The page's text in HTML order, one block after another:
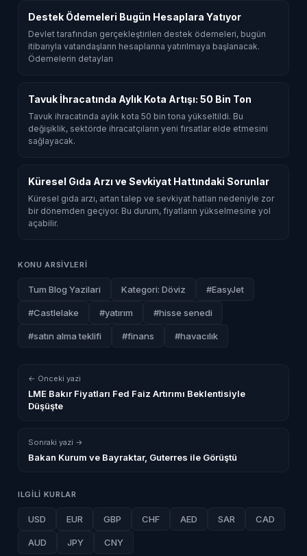
Destek Ödemeleri Bugün Hesaplara Yatıyor
Devlet tarafından gerçekleştirilen destek ödemeleri, bugün
itibarıyla vatandaşların hesaplarına yatırılmaya başlanacak.
Ödemelerin detayları
Tavuk İhracatında Aylık Kota Artışı: 50 Bin Ton
Tavuk ihracatında aylık kota 50 bin tona yükseltildi. Bu
değişiklik, sektörde ihracatçıların yeni fırsatlar elde etmesini
sağlayacak.
Küresel Gıda Arzı ve Sevkiyat Hattındaki Sorunlar
Küresel gıda arzı, artan talep ve sevkiyat hatları nedeniyle zor
bir dönemden geçiyor. Bu durum, fiyatların yükselmesine yol
açabilir.
KONU ARSIVLERI
Tum Blog Yazilari Kategori: Döviz #EasyJet
#Castlelake #yatırım #hisse senedi
#satın alma teklifi #finans #havacılık
← Onceki yazi
LME Bakır Fiyatları Fed Faiz Artırımı Beklentisiyle
Düşüşte
Sonraki yazi →
Bakan Kurum ve Bayraktar, Guterres ile Görüştü
ILGILI KURLAR
USD EUR GBP CHF AED SAR CAD
AUD JPY CNY